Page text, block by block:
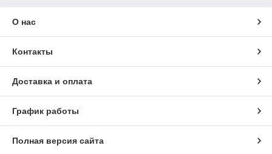
О нас
Контакты
Доставка и оплата
График работы
Полная версия сайта